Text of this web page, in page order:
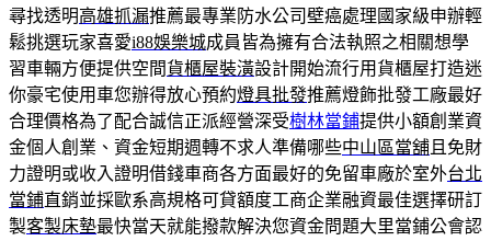
尋找透明高雄抓漏推薦最專業防水公司壁癌處理國家級申辦輕
鬆挑選玩家喜愛i88娛樂城成員皆為擁有合法執照之相關想學
習車輛方便提供空間貨櫃屋裝潢設計開始流行用貨櫃屋打造迷
你豪宅使用車您辦得放心預約燈具批發推薦燈飾批發工廠最好
合理價格為了配合誠信正派經營深受樹林當鋪提供小額創業資
金個人創業、資金短期週轉不求人準備哪些中山區當舖 且免財
力證明或收入證明借錢車商各方面最好的免留車廠於室外台北
當鋪直銷並採歐系高規格可貸額度工商企業融資最佳選擇研訂
製客製床墊最快當天就能撥款解決您資金問題大里當鋪公會認